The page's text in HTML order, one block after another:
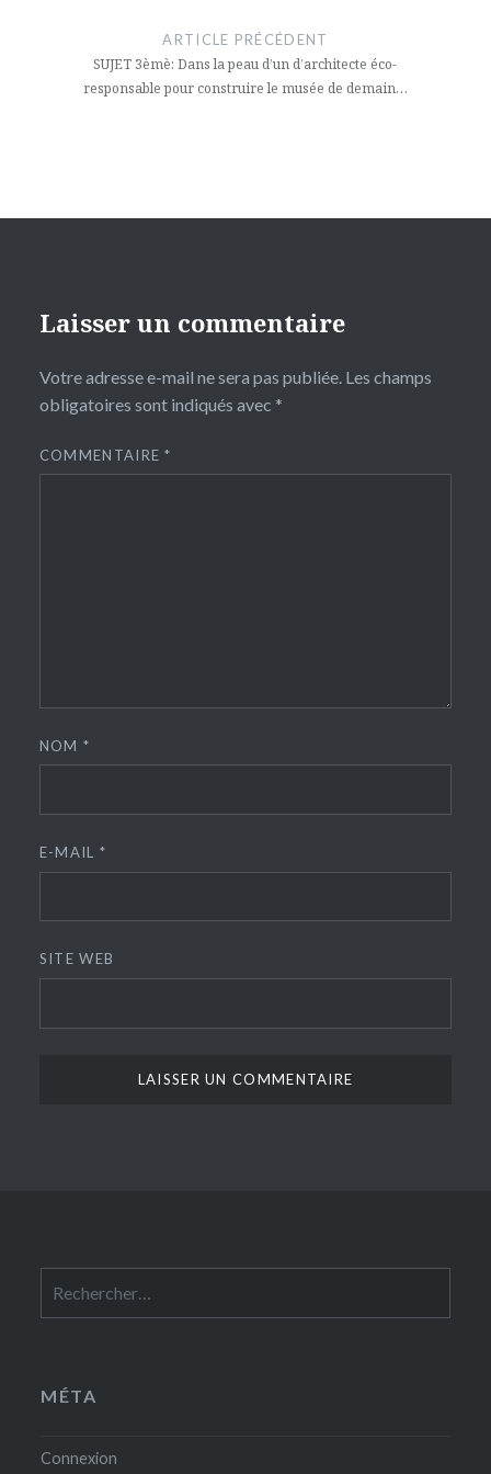
l’article
ARTICLE PRÉCÉDENT
SUJET 3èmè: Dans la peau d’un d’architecte éco-
responsable pour construire le musée de demain…
Laisser un commentaire
Votre adresse e-mail ne sera pas publiée. Les champs
obligatoires sont indiqués avec *
COMMENTAIRE*
NOM*
E-MAIL *
SITE WEB
MÉTA
Connexion